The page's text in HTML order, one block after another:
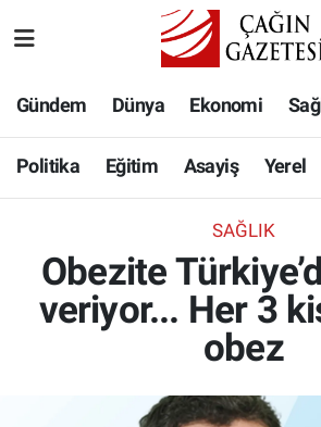
Gündem Dünya Ekonomi
Politika Eğitim Asayiş Yerel
SAĞLIK
Obezite
veriyor... Her 3
obez
Eğitim
Asayiş
Yaşam
Bilim-Teknoloji
Hava Durumu
Namaz Vakitleri
Süper Lig Puan Durumu ve
Son Dakika Haberleri